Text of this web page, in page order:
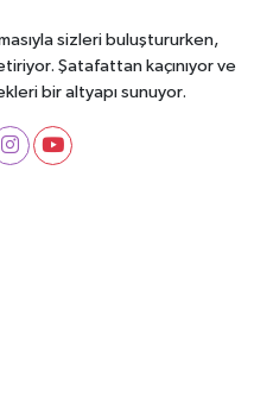
sizleri buluştururken,
Şatafattan kaçınıyor ve
bir altyapı sunuyor.